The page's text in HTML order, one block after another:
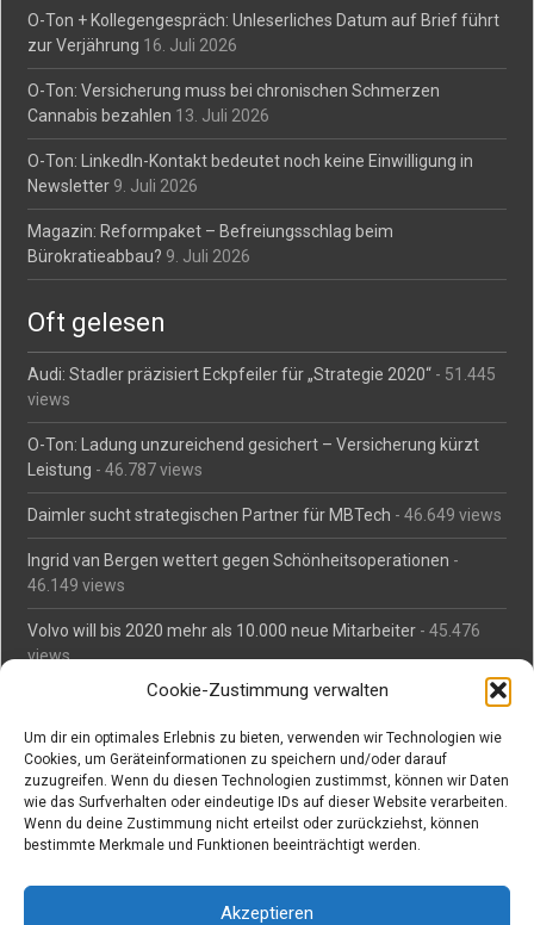
Cookie-Zustimmung verwalten
Um dir ein optimales Erlebnis zu bieten, verwenden wir Technologien wie
Cookies, um Geräteinformationen zu speichern und/oder darauf
zuzugreifen. Wenn du diesen Technologien zustimmst, können wir Daten
wie das Surfverhalten oder eindeutige IDs auf dieser Website verarbeiten.
Wenn du deine Zustimmung nicht erteilst oder zurückziehst, können
bestimmte Merkmale und Funktionen beeinträchtigt werden.
Akzeptieren
O-Ton + Kollegengespräch: Unleserliches Datum auf Brief führt
zur Verjährung 16. Juli 2026
O-Ton: Versicherung muss bei chronischen Schmerzen
Cannabis bezahlen 13. Juli 2026
O-Ton: LinkedIn-Kontakt bedeutet noch keine Einwilligung in
Newsletter 9. Juli 2026
Magazin: Reformpaket – Befreiungsschlag beim
Bürokratieabbau? 9. Juli 2026
Oft gelesen
Audi: Stadler präzisiert Eckpfeiler für „Strategie 2020“ - 51.445
views
O-Ton: Ladung unzureichend gesichert – Versicherung kürzt
Leistung - 46.787 views
Daimler sucht strategischen Partner für MBTech - 46.649 views
Ingrid van Bergen wettert gegen Schönheitsoperationen -
46.149 views
Volvo will bis 2020 mehr als 10.000 neue Mitarbeiter - 45.476
views
Mäßiges Interesse an Daimlers MBtech- 44.700 views
O-Ton: Wer muss Schaden für abgedriftete Silvesterraketen
zahlen? - 42.359 views
Kollegengespräch: Urteile zum Grillen- 42.050 views
Suchen bei Vorabs